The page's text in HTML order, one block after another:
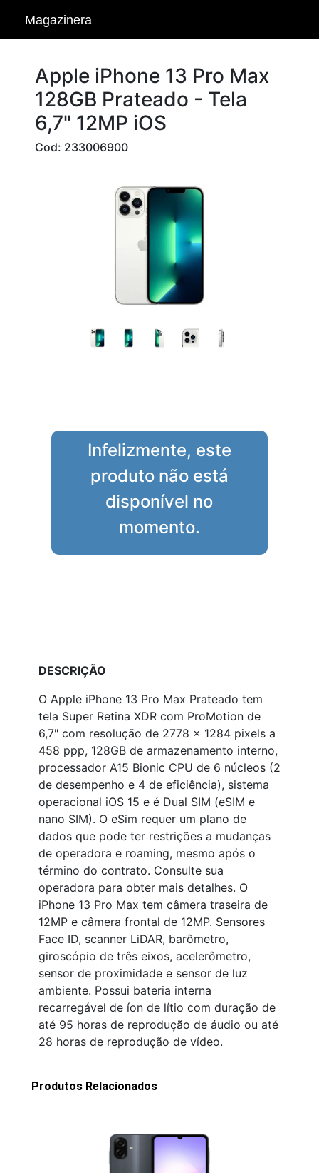
Magazinera
Apple iPhone 13 Pro Max
128GB Prateado - Tela
6,7" 12MP iOS
Cod: 233006900
Infelizmente, este
produto não está
disponível no
momento.
DESCRIÇÃO
O Apple iPhone 13 Pro Max Prateado tem
tela Super Retina XDR com ProMotion de
6,7" com resolução de 2778 x 1284 pixels a
458 ppp, 128GB de armazenamento interno,
processador A15 Bionic CPU de 6 núcleos (2
de desempenho e 4 de eficiência), sistema
operacional iOS 15 e é Dual SIM (eSIM e
nano SIM). O eSim requer um plano de
dados que pode ter restrições a mudanças
de operadora e roaming, mesmo após o
término do contrato. Consulte sua
operadora para obter mais detalhes. O
iPhone 13 Pro Max tem câmera traseira de
12MP e câmera frontal de 12MP. Sensores
Face ID, scanner LiDAR, barômetro,
giroscópio de três eixos, acelerômetro,
sensor de proximidade e sensor de luz
ambiente. Possui bateria interna
recarregável de íon de lítio com duração de
até 95 horas de reprodução de áudio ou até
28 horas de reprodução de vídeo.
Produtos Relacionados